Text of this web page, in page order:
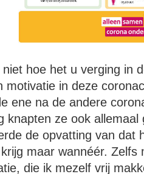
niet hoe het u verging in
motivatie in deze
ene na de andere
knapten ze ook
de opvatting van dat
maar wannéér. Zelfs
die ik mezelf vrij